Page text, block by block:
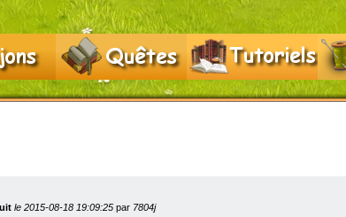
le 2015-08-18 19:09:25 par 7804j